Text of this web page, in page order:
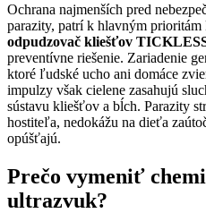
Ochrana najmenších pred
parazity, patrí k hlavným prioritám
odpudzovač kliešťov
preventívne riešenie. Zariadenie
ktoré ľudské ucho ani domáce
impulzy však cielene zasahujú
sústavu kliešťov a bĺch. Parazity
hostiteľa, nedokážu na dieťa
opúšťajú.
Prečo vymeniť
ultrazvuk?